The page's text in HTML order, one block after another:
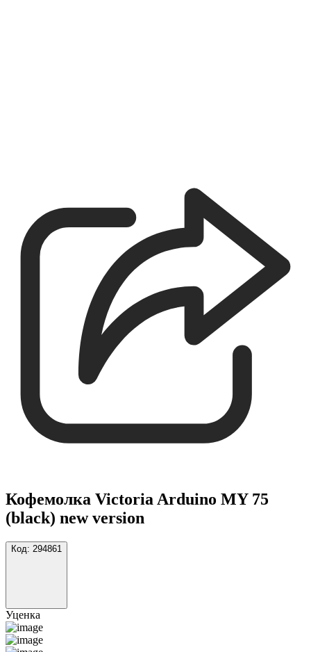
Кофемолка Victoria Arduino MY 75
(black) new version
Код: 294861
Уценка